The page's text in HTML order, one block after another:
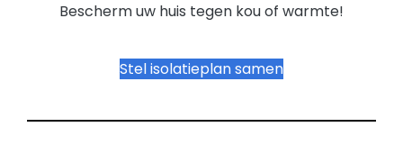
Bescherm uw huis tegen kou of warmte!
Stel isolatieplan samen